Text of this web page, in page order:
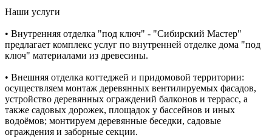
Наши услуги
• Внутренняя отделка "под ключ" - "Сибирский Мастер"
предлагает комплекс услуг по внутренней отделке дома "под
ключ" материалами из древесины.
• Внешняя отделка коттеджей и придомовой территории:
осуществляем монтаж деревянных вентилируемых фасадов,
устройство деревянных ограждений балконов и террасс, а
также садовых дорожек, площадок у бассейнов и иных
водоёмов; монтируем деревянные беседки, садовые
ограждения и заборные секции.